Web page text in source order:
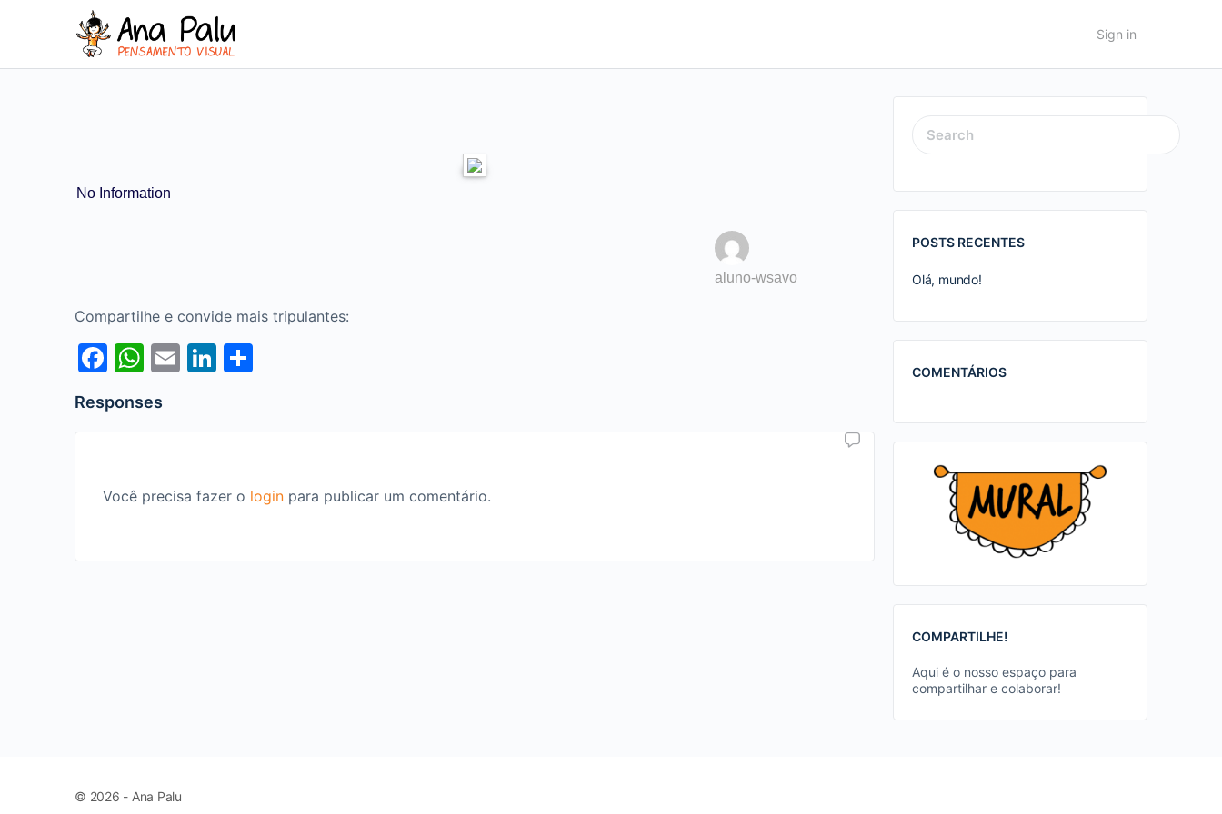
Sign in
No Information
aluno-wsavo
Compartilhe e convide mais tripulantes:
Facebook
WhatsApp
EmailLinkedIn
Responses
Você precisa fazer o login para publicar um comentário.
SEARCH
FOR:
POSTS RECENTES
Olá, mundo!
COMENTÁRIOS
COMPARTILHE!
Aqui é o nosso espaço para
compartilhar e colaborar!
© 2026 - Ana Palu